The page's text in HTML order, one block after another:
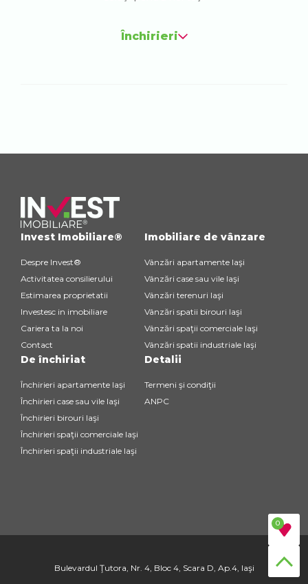
0
Închirieri
Invest Imobiliare®
Despre Invest®
Activitatea consilierului
Estimarea proprietatii
Investesc in imobiliare
Cariera ta la noi
Contact
Imobiliare de vânzare
Vânzări apartamente Iaşi
Vânzări case sau vile Iaşi
Vânzări terenuri Iaşi
Vânzări spatii birouri Iaşi
Vânzări spaţii comerciale Iaşi
Vânzări spatii industriale Iaşi
De închiriat
Închirieri apartamente Iaşi
Închirieri case sau vile Iaşi
Închirieri birouri Iaşi
Închirieri spaţii comerciale Iaşi
Închirieri spaţii industriale Iaşi
Detalii
Termeni şi condiţii
ANPC
Bulevardul Ţutora, Nr. 4, Bloc 4, Scara D, Ap.4, Iaşi